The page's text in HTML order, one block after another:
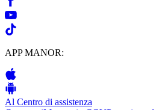
APP MANOR:
Al Centro di assistenza